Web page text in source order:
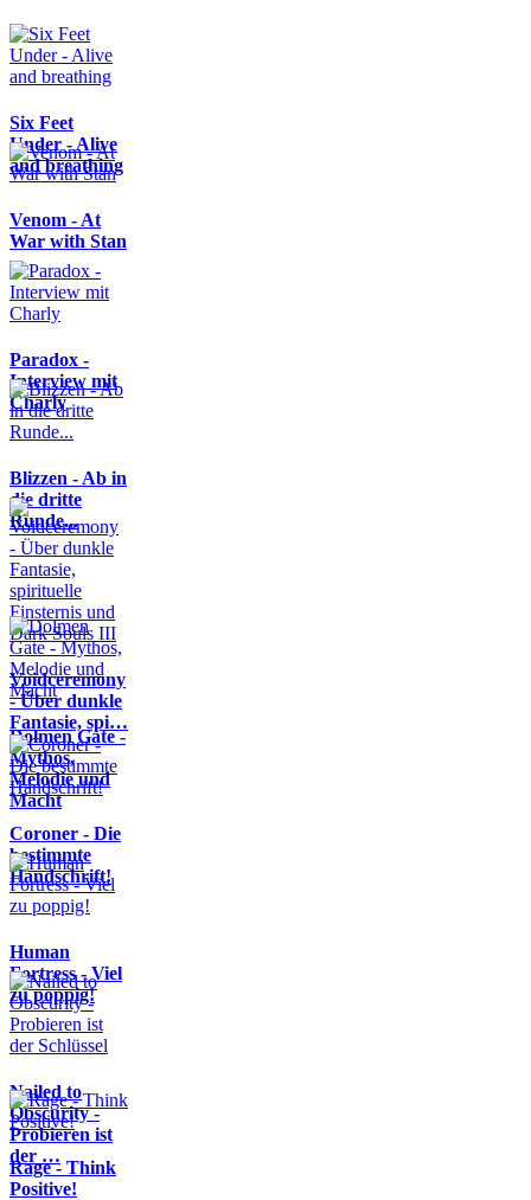
Six Feet
Under - Alive
and breathing
Venom - At
War with Stan
Paradox -
Interview mit
Charly
Blizzen - Ab in
die dritte
Runde...
Voidceremony
- Über dunkle
Fantasie, spi…
Dolmen Gate -
Mythos,
Melodie und
Macht
Coroner - Die
bestimmte
Handschrift!
Human
Fortress - Viel
zu poppig!
Nailed to
Obscurity -
Probieren ist
der …
Rage - Think
Positive!